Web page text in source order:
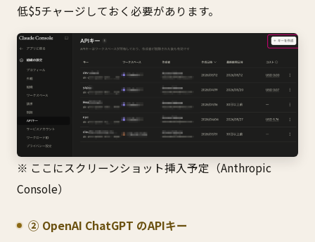
低$5チャージしておく必要があります。
※ ここにスクリーンショット挿入予定（Anthropic
Console）
② OpenAI ChatGPT のAPIキー